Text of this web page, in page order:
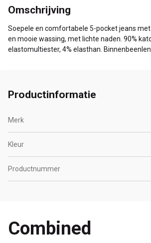
Omschrijving
Soepele en comfortabele 5-pocket jeans
en mooie wassing, met lichte naden. 90%
elastomultiester, 4% elasthan.
Productinformatie
Merk
Kleur
Productnummer
Combined